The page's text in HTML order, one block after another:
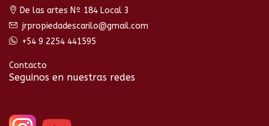
De las artes Nº 184 Local 3
jrpropiedadescarilo@gmail.com
+54 9 2254 441595
Contacto
Seguinos en nuestras redes